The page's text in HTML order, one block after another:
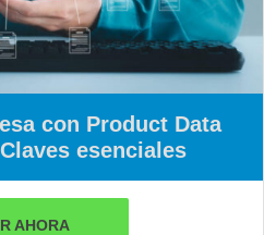
con Product Data
esenciales
AHORA